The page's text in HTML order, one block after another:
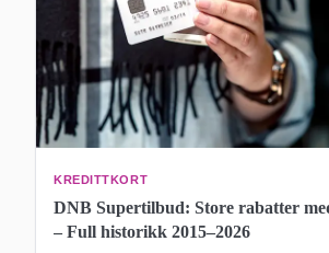
KREDITTKORT
DNB Supertilbud: Store rabatter
– Full historikk 2015–2026